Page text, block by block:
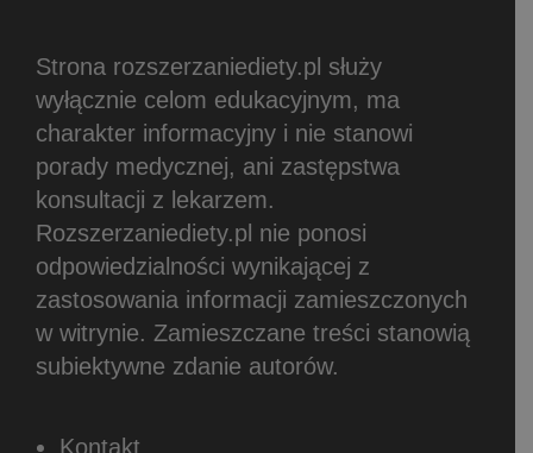
Strona rozszerzaniediety.pl służy
wyłącznie celom edukacyjnym, ma
charakter informacyjny i nie stanowi
porady medycznej, ani zastępstwa
konsultacji z lekarzem.
Rozszerzaniediety.pl nie ponosi
odpowiedzialności wynikającej z
zastosowania informacji zamieszczonych
w witrynie. Zamieszczane treści stanowią
subiektywne zdanie autorów.
Kontakt